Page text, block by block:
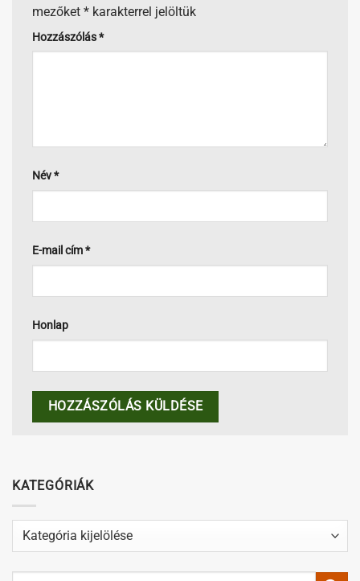
mezőket * karakterrel jelöltük
Hozzászólás*
Név*
E-mail cím*
Honlap
KATEGÓRIÁK
Kategóriák